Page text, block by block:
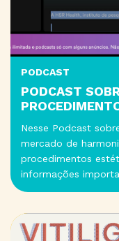
PODCAST
PODCAST
Nesse Podcast
mercado de
procedimentos
informações